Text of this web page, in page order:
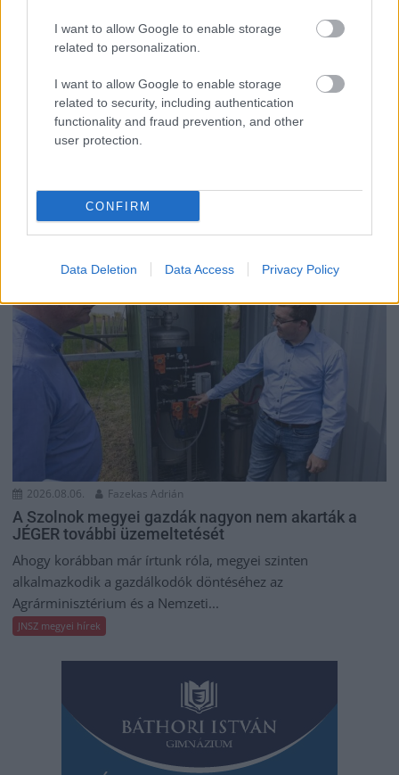
I want to allow Google to enable storage
related to personalization.
I want to allow Google to enable storage
related to security, including authentication
functionality and fraud prevention, and other
user protection.
CONFIRM
Data Deletion Data Access Privacy Policy
Sok volt az igazolatlan hiányzás, Pócs János
fizetéslevonást kapott, más fideszesek még
kevesebbet vittek haza
A jászsági fideszes képviselő túl sokszor hiányzott
megúszta ahhoz...
JNSZ megyei hírek
2026.08.06. Fazekas Adrián
A Szolnok megyei gazdák nagyon nem akarták a
JÉGER további üzemeltetését
Ahogy korábban már írtunk róla, megyei szinten
alkalmazkodik a gazdálkodók döntéséhez az
Agrárminisztérium és a Nemzeti...
JNSZ megyei hírek